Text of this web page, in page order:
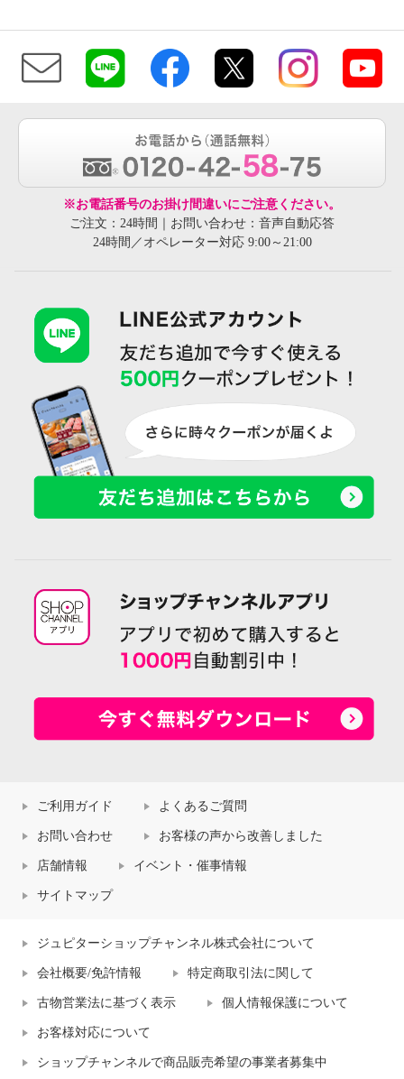
※お電話番号のお掛け間違いにご注意ください。
ご注文：24時間｜お問い合わせ：音声自動応答
24時間／オペレーター対応 9:00～21:00
ご利用ガイド よくあるご質問
お問い合わせ お客様の声から改善しました
店舗情報 イベント・催事情報
サイトマップ
ジュピターショップチャンネル株式会社について
会社概要/免許情報 特定商取引法に関して
古物営業法に基づく表示 個人情報保護について
お客様対応について
ショップチャンネルで商品販売希望の事業者募集中